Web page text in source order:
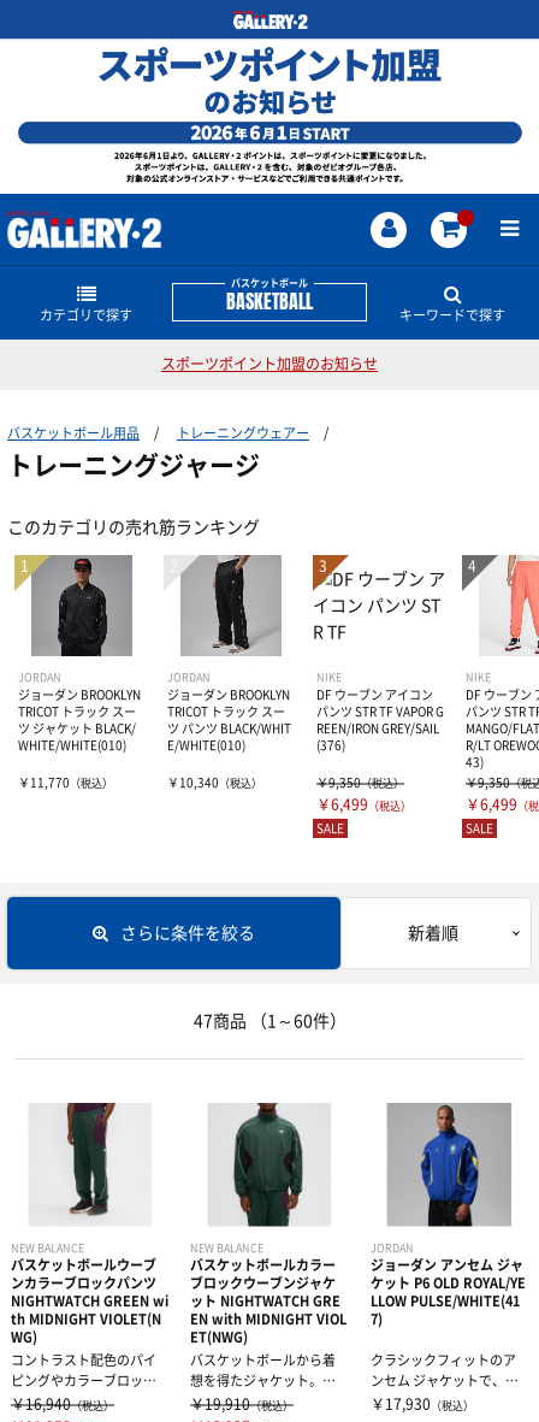
バスケットボール
BASKETBALL
カテゴリで探す
バスケットシューズ
レディス＆ジュニアにオススメ
シューズバッグ
その他グッズ
バスケットウェアー
長袖シャツ
プラクティスパンツ
レディスシャツ
ジュニアパンツ
タンクトップ・ノースリーブ
トレーニングウェアー
トレーニングジャージ
ウィンドブレーカー
レフリー
レフリーシューズ
ボール
ボールバッグ
電光掲示板とか
その他グッズ
遠征バッグ
タオル
ヘアバンド・リストバンド
作戦版
その他グッズ・アクセサリー
ナショナルチーム応援ウェア・グッズ
インナーシャツ
インナーパンツ・タイツ
レディスインナー
サプリメント
アミノ酸
ビタミン・ミネラル
ドリンク
補給食
サポーター
ひじ・手首・指用サポーター
大腿・ふくらはぎ用サポーター
腰用サポーター
テーピング
非伸縮テープ
伸縮テープ
アイシンググッズ
トレーニング用品
キーワードで探す
スポーツポイント加盟のお知らせ
バスケットボール用品 トレーニングウェアー
トレーニングジャージ
このカテゴリの売れ筋ランキング
JORDAN
ジョーダン BROOKLYN
TRICOT トラック スー
ツ ジャケット BLACK/
WHITE/WHITE(010)
￥11,770 （税込）
JORDAN
ジョーダン BROOKLYN
TRICOT トラック スー
ツ パンツ BLACK/WHIT
E/WHITE(010)
￥10,340 （税込）
NIKE
DF ウーブン アイコン
パンツ STR TF VAPOR G
REEN/IRON GREY/SAIL
(376)
￥9,350（税込）
￥6,499 （税込）
SALE
NIKE
DF ウーブン
パンツ STR
MANGO/
R/LT
43)
￥9,350（税
￥6,499 （
SALE
47商品 （1～60件）
さらに条件を絞る 新着順
NEW BALANCE
バスケットボールウーブ
ンカラーブロックパンツ
NIGHTWATCH GREEN wi
th MIDNIGHT VIOLET(N
WG)
コントラスト配色のパイ
ピングやカラーブロック
のパネル、ジップポケッ
￥16,940（税込）
NEW BALANCE
バスケットボールカラー
ブロックウーブンジャケ
ット NIGHTWATCH GRE
EN with MIDNIGHT VIOL
ET(NWG)
バスケットボールから着
想を得たジャケット。カ
ラーブロッキング、コン
￥19,910（税込）
JORDAN
ジョーダン アンセム ジャ
ケット P6 OLD ROYAL/YE
LLOW PULSE/WHITE(41
7)
クラシックフィットのア
ンセム ジャケットで、
堂々と史上最高のプレー
￥17,930 （税込）